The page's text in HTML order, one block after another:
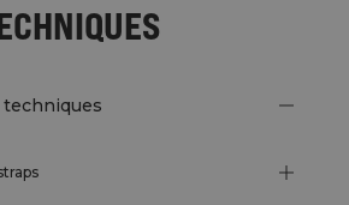
techniques